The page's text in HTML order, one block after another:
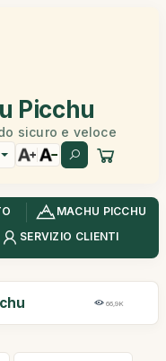
Picchu
sicuro e veloce
MACHU PICCHU
SERVIZIO CLIENTI
66,9K